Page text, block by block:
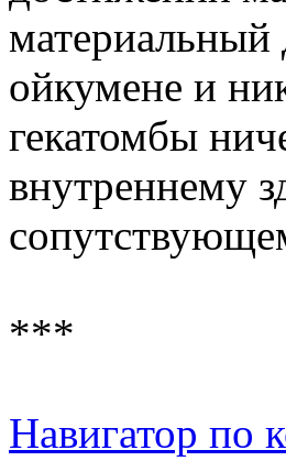
материальный
ойкумене и
гекатомбы
внутреннему
***
Навигатор по